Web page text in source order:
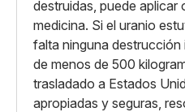
destruidas, puede aplicar
medicina. Si el uranio
falta ninguna destrucción
de menos de 500
trasladado a Estados
apropiadas y seguras,